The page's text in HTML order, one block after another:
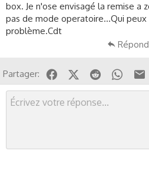
s
s
i
box. Je n'ose envisagé la remise a
pas de mode operatoire...Qui
problème.Cdt
Partager: FacebookX (Twitter)
Reddit